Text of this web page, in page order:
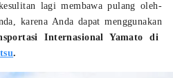
lagi membawa pulang oleh-
karena Anda dapat menggunakan
Internasional Yamato di
.